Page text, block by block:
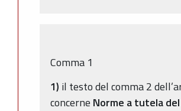
Comma 1
1) il testo del comma 2
concerne Norme a tutela